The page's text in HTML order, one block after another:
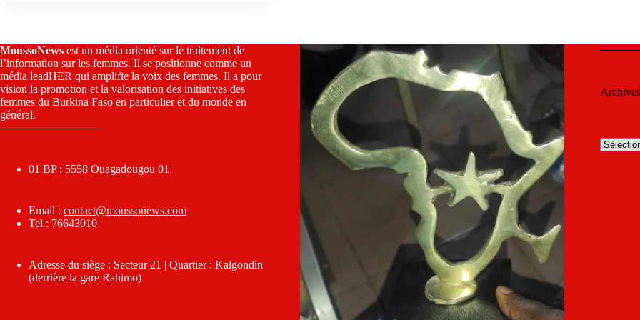
MoussoNews est un média orienté sur le traitement de
l’information sur les femmes. Il se positionne comme un
média leadHER qui amplifie la voix des femmes. Il a pour
vision la promotion et la valorisation des initiatives des
femmes du Burkina Faso en particulier et du monde en
général.
————————–
01 BP : 5558 Ouagadougou 01
Email : contact@moussonews.com
Tel : 76643010
Adresse du siège : Secteur 21 | Quartier : Kalgondin
(derrière la gare Rahimo)
Archives
Archives